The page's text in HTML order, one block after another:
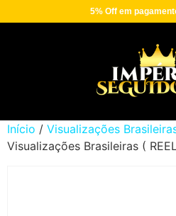
5% Off em
Início / Visualizações
Visualizações Brasileiras (